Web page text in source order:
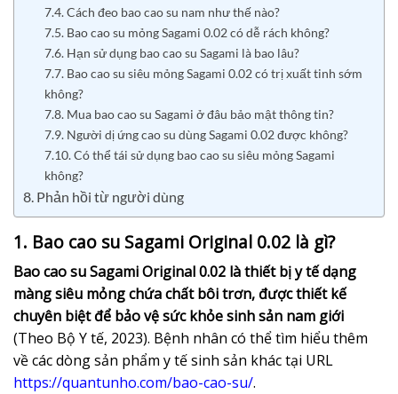
7.4. Cách đeo bao cao su nam như thế nào?
7.5. Bao cao su mỏng Sagami 0.02 có dễ rách không?
7.6. Hạn sử dụng bao cao su Sagami là bao lâu?
7.7. Bao cao su siêu mỏng Sagami 0.02 có trị xuất tinh sớm
không?
7.8. Mua bao cao su Sagami ở đâu bảo mật thông tin?
7.9. Người dị ứng cao su dùng Sagami 0.02 được không?
7.10. Có thể tái sử dụng bao cao su siêu mỏng Sagami
không?
8. Phản hồi từ người dùng
1. Bao cao su Sagami Original 0.02 là gì?
Bao cao su Sagami Original 0.02 là thiết bị y tế dạng
màng siêu mỏng chứa chất bôi trơn, được thiết kế
chuyên biệt để bảo vệ sức khỏe sinh sản nam giới
(Theo Bộ Y tế, 2023). Bệnh nhân có thể tìm hiểu thêm
về các dòng sản phẩm y tế sinh sản khác tại URL
https://quantunho.com/bao-cao-su/.